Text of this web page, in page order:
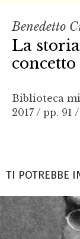
Benedetto
La
Biblioteca
2017 / pp. 91 /
TI POTREBBE